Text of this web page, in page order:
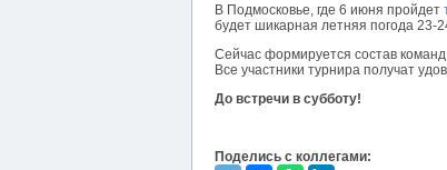
В Подмосковье, где 6 июня пройдет
будет шикарная летняя погода 23-
Сейчас формируется состав
Все участники турнира получат
До встречи в субботу!
Поделись с коллегами: